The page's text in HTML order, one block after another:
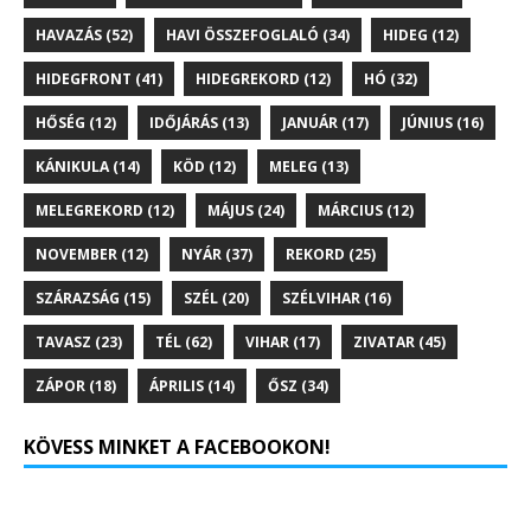
HAVAZÁS (52) HAVI ÖSSZEFOGLALÓ (34) HIDEG (12)
HIDEGFRONT (41) HIDEGREKORD (12) HÓ (32)
HŐSÉG (12) IDŐJÁRÁS (13) JANUÁR (17) JÚNIUS (16)
KÁNIKULA(14) KÖD (12) MELEG (13)
MELEGREKORD (12) MÁJUS (24) MÁRCIUS (12)
NOVEMBER (12) NYÁR (37) REKORD (25)
SZÁRAZSÁG (15) SZÉL (20) SZÉLVIHAR (16)
TAVASZ (23) TÉL (62) VIHAR (17) ZIVATAR (45)
ZÁPOR (18) ÁPRILIS (14) ŐSZ (34)
KÖVESS MINKET A FACEBOOKON!